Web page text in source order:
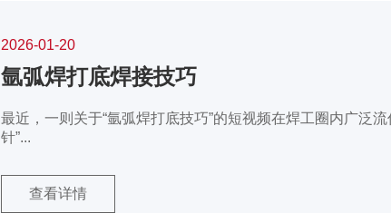
2026-01-20
氩弧焊打底焊接技巧
最近，一则关于“氩弧焊打底技巧”的短视频在焊工圈内广泛
针”...
查看详情